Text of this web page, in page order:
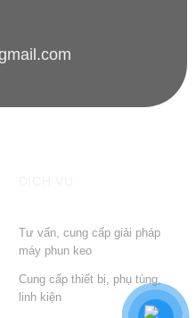
Tư vấn, cung cấp giải pháp
máy phun keo
Cung cấp thiết bị, phụ tùng,
linh kiện